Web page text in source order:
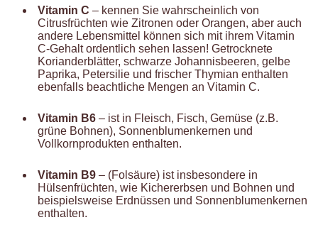
Vitamin C – kennen Sie wahrscheinlich von
Citrusfrüchten wie Zitronen oder Orangen, aber auch
andere Lebensmittel können sich mit ihrem Vitamin
C-Gehalt ordentlich sehen lassen! Getrocknete
Korianderblätter, schwarze Johannisbeeren, gelbe
Paprika, Petersilie und frischer Thymian enthalten
ebenfalls beachtliche Mengen an Vitamin C.
Vitamin B6 – ist in Fleisch, Fisch, Gemüse (z.B.
grüne Bohnen), Sonnenblumenkernen und
Vollkornprodukten enthalten.
Vitamin B9 – (Folsäure) ist insbesondere in
Hülsenfrüchten, wie Kichererbsen und Bohnen und
beispielsweise Erdnüssen und Sonnenblumenkernen
enthalten.